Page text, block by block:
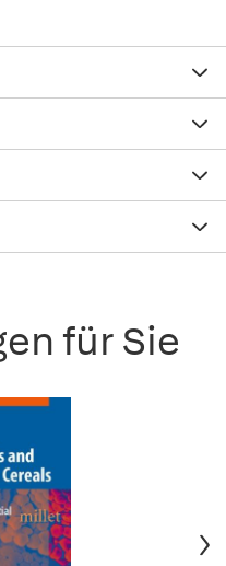
für Sie